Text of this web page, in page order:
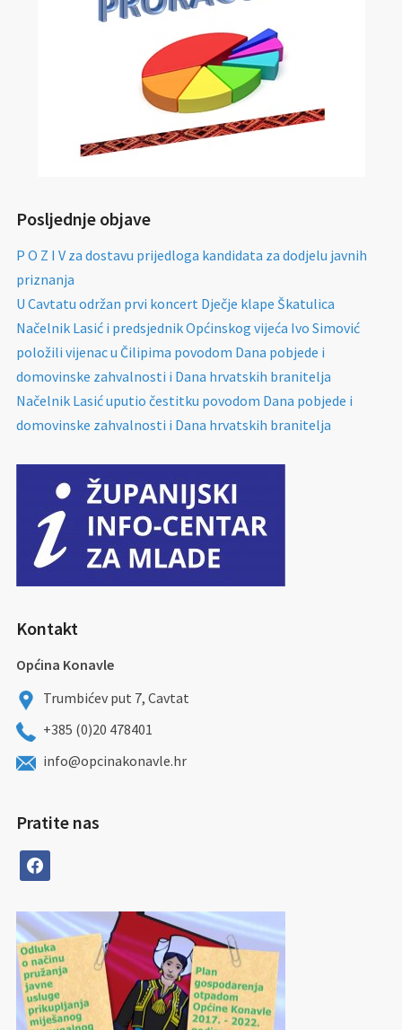
Posljednje objave
P O Z I V za dostavu prijedloga kandidata za dodjelu javnih
priznanja
U Cavtatu održan prvi koncert Dječje klape Škatulica
Načelnik Lasić i predsjednik Općinskog vijeća Ivo Simović
položili vijenac u Čilipima povodom Dana pobjede i
domovinske zahvalnosti i Dana hrvatskih branitelja
Načelnik Lasić uputio čestitku povodom Dana pobjede i
domovinske zahvalnosti i Dana hrvatskih branitelja
Kontakt
Općina Konavle
Trumbićev put 7, Cavtat
+385 (0)20 478401
info@opcinakonavle.hr
Pratite nas
facebook